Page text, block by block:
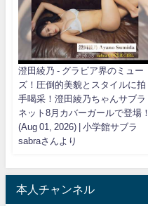
澄田綾乃 - グラビア界のミュー
ズ！圧倒的美貌とスタイルに拍
手喝采！澄田綾乃ちゃんサブラ
ネット8月カバーガールで登場！
(Aug 01, 2026) | 小学館サブラ
sabraさんより
本人チャンネル